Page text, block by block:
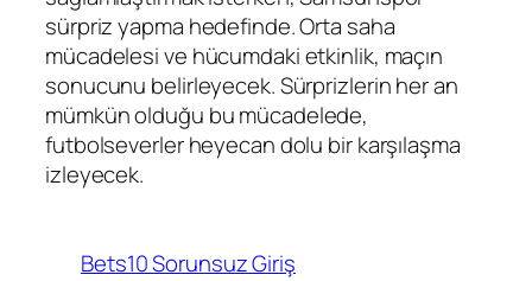
sürpriz yapma hedefinde. Orta saha
mücadelesi ve hücumdaki etkinlik, maçın
sonucunu belirleyecek. Sürprizlerin her an
mümkün olduğu bu mücadelede,
futbolseverler heyecan dolu bir karşılaşma
izleyecek.
Bets10 Sorunsuz Giriş